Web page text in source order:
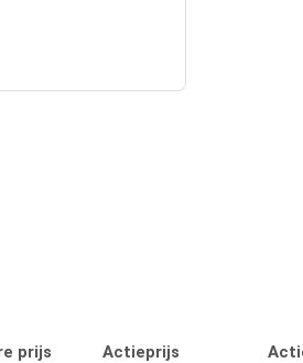
prijs Actieprijs